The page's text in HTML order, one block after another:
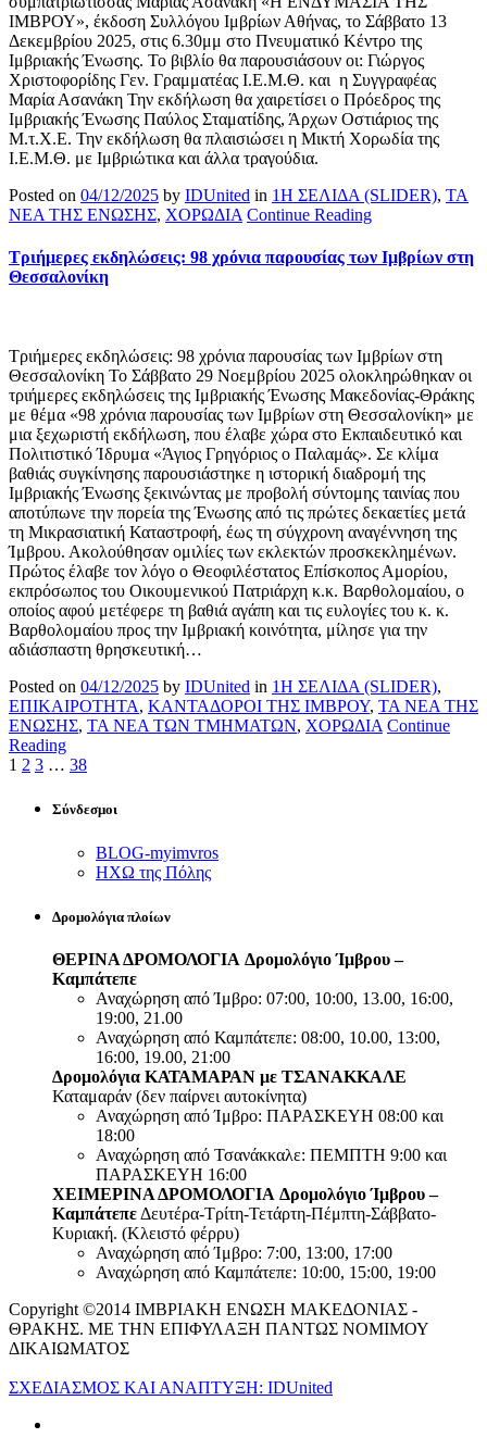
ΙΜΒΡΟΥ», έκδοση Συλλόγου Ιμβρίων Αθήνας, το Σάββατο 13
Δεκεμβρίου 2025, στις 6.30μμ στο Πνευματικό Κέντρο της
Ιμβριακής Ένωσης. Το βιβλίο θα παρουσιάσουν οι: Γιώργος
Χριστοφορίδης Γεν. Γραμματέας Ι.Ε.Μ.Θ. και η Συγγραφέας
Μαρία Ασανάκη Την εκδήλωση θα χαιρετίσει ο Πρόεδρος της
Ιμβριακής Ένωσης Παύλος Σταματίδης, Άρχων Οστιάριος της
Μ.τ.Χ.Ε. Την εκδήλωση θα πλαισιώσει η Μικτή Χορωδία της
Ι.Ε.Μ.Θ. με Ιμβριώτικα και άλλα τραγούδια.
Posted on 04/12/2025 by IDUnited in 1Η ΣΕΛΙΔΑ (SLIDER), ΤΑ
ΝΕΑ ΤΗΣ ΕΝΩΣΗΣ, ΧΟΡΩΔΙΑ Continue Reading
Τριήμερες εκδηλώσεις: 98 χρόνια παρουσίας των Ιμβρίων στη
Θεσσαλονίκη
Τριήμερες εκδηλώσεις: 98 χρόνια παρουσίας των Ιμβρίων στη
Θεσσαλονίκη Το Σάββατο 29 Νοεμβρίου 2025 ολοκληρώθηκαν οι
τριήμερες εκδηλώσεις της Ιμβριακής Ένωσης Μακεδονίας-Θράκης
με θέμα «98 χρόνια παρουσίας των Ιμβρίων στη Θεσσαλονίκη» με
μια ξεχωριστή εκδήλωση, που έλαβε χώρα στο Εκπαιδευτικό και
Πολιτιστικό Ίδρυμα «Άγιος Γρηγόριος ο Παλαμάς». Σε κλίμα
βαθιάς συγκίνησης παρουσιάστηκε η ιστορική διαδρομή της
Ιμβριακής Ένωσης ξεκινώντας με προβολή σύντομης ταινίας που
αποτύπωνε την πορεία της Ένωσης από τις πρώτες δεκαετίες μετά
τη Μικρασιατική Καταστροφή, έως τη σύγχρονη αναγέννηση της
Ίμβρου. Ακολούθησαν ομιλίες των εκλεκτών προσκεκλημένων.
Πρώτος έλαβε τον λόγο ο Θεοφιλέστατος Επίσκοπος Αμορίου,
εκπρόσωπος του Οικουμενικού Πατριάρχη κ.κ. Βαρθολομαίου, ο
οποίος αφού μετέφερε τη βαθιά αγάπη και τις ευλογίες του κ. κ.
Βαρθολομαίου προς την Ιμβριακή κοινότητα, μίλησε για την
αδιάσπαστη θρησκευτική…
Posted on 04/12/2025 by IDUnited in 1Η ΣΕΛΙΔΑ (SLIDER),
ΕΠΙΚΑΙΡΟΤΗΤΑ, ΚΑΝΤΑΔΟΡΟΙ ΤΗΣ ΙΜΒΡΟΥ, ΤΑ ΝΕΑ ΤΗΣ
ΕΝΩΣΗΣ, ΤΑ ΝΕΑ ΤΩΝ ΤΜΗΜΑΤΩΝ, ΧΟΡΩΔΙΑ Continue
Reading
1 2 3 … 38
Σύνδεσμοι
BLOG-myimvros
ΗΧΩ της Πόλης
Δρομολόγια πλοίων
ΘΕΡΙΝΑ ΔΡΟΜΟΛΟΓΙΑ Δρομολόγιο Ίμβρου –
Καμπάτεπε
Αναχώρηση από Ίμβρο: 07:00, 10:00, 13.00, 16:00,
19:00, 21.00
Αναχώρηση από Καμπάτεπε: 08:00, 10.00, 13:00,
16:00, 19.00, 21:00
Δρομολόγια ΚΑΤΑΜΑΡΑΝ με ΤΣΑΝΑΚΚΑΛΕ
Καταμαράν (δεν παίρνει αυτοκίνητα)
Αναχώρηση από Ίμβρο: ΠΑΡΑΣΚΕΥΗ 08:00 και
18:00
Αναχώρηση από Τσανάκκαλε: ΠΕΜΠΤΗ 9:00 και
ΠΑΡΑΣΚΕΥΗ 16:00
ΧΕΙΜΕΡΙΝΑ ΔΡΟΜΟΛΟΓΙΑ Δρομολόγιο Ίμβρου –
Καμπάτεπε Δευτέρα-Τρίτη-Τετάρτη-Πέμπτη-Σάββατο-
Κυριακή. (Κλειστό φέρρυ)
Αναχώρηση από Ίμβρο: 7:00, 13:00, 17:00
Αναχώρηση από Καμπάτεπε: 10:00, 15:00, 19:00
Copyright ©2014 ΙΜΒΡΙΑΚΗ ΕΝΩΣΗ ΜΑΚΕΔΟΝΙΑΣ -
ΘΡΑΚΗΣ. ΜΕ ΤΗΝ ΕΠΙΦΥΛΑΞΗ ΠΑΝΤΩΣ ΝΟΜΙΜΟΥ
ΔΙΚΑΙΩΜΑΤΟΣ
ΣΧΕΔΙΑΣΜΟΣ ΚΑΙ ΑΝΑΠΤΥΞΗ: IDUnited